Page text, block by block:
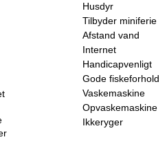
Husdyr
Tilbyder miniferie
Afstand vand
Internet
Handicapvenligt
Gode fiskeforhold
Vaskemaskine
Opvaskemaskine
Ikkeryger